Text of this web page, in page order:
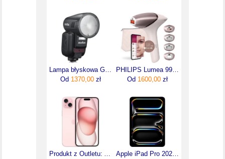
Lampa błyskowa Godox V100C TTL Canon
Od 1370,00 zł
PHILIPS Lumea 9900 SkinAI BRI977/00
Od 1600,00 zł
Produkt z Outletu: Apple Iphone 15 Plus 128Gb Różowy Pink
Apple iPad Pro 2025 11" M5 12GB/256GB Wi-Fi Gwiezdna czerń (MDWK4HCA)